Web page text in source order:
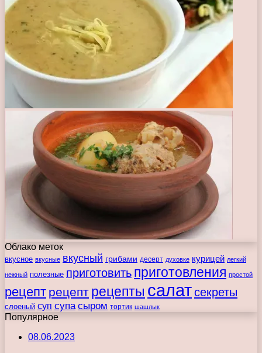
Облако меток
вкусное вкусные вкусный грибами десерт духовке курицей легкий
нежный полезные приготовить приготовления простой
рецепт рецепт рецепты салатсекреты
слоеный суп супа сыром тортик шашлык
Популярное
08.06.2023